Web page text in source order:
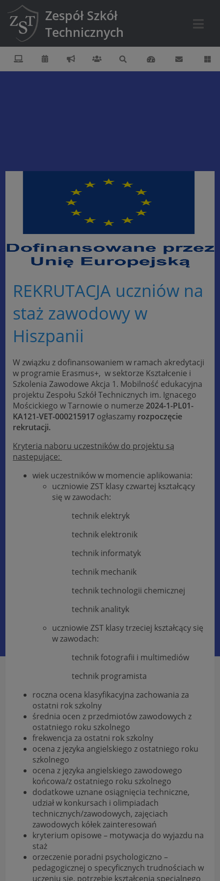
Zespół Szkół
Technicznych
REKRUTACJA uczniów na
staż zawodowy w
Hiszpanii
W związku z dofinansowaniem w ramach akredytacji
w programie Erasmus+, w sektorze Kształcenie i
Szkolenia Zawodowe Akcja 1. Mobilność edukacyjna
projektu Zespołu Szkół Technicznych im. Ignacego
Mościckiego w Tarnowie o numerze2024-1-PL01-
KA121-VET-000215917 ogłaszamy rozpoczęcie
rekrutacji.
Kryteria naboru uczestników do projektu są
następujące:
wiek uczestników w momencie aplikowania:
uczniowie ZST klasy czwartej kształcący
się w zawodach:
technik elektryk
technik elektronik
technik informatyk
technik mechanik
technik technologii chemicznej
technik analityk
uczniowie ZST klasy trzeciej kształcący się
w zawodach:
technik fotografii i multimediów
technik programista
roczna ocena klasyfikacyjna zachowania za
ostatni rok szkolny
średnia ocen z przedmiotów zawodowych z
ostatniego roku szkolnego
frekwencja za ostatni rok szkolny
ocena z języka angielskiego z ostatniego roku
szkolnego
ocena z języka angielskiego zawodowego
końcowa/z ostatniego roku szkolnego
dodatkowe uznane osiągnięcia techniczne,
udział w konkursach i olimpiadach
technicznych/zawodowych, zajęciach
zawodowych kółek zainteresowań
kryterium opisowe – motywacja do wyjazdu na
staż
orzeczenie poradni psychologiczno –
pedagogicznej o specyficznych trudnościach w
uczeniu się, potrzebie kształcenia specjalnego